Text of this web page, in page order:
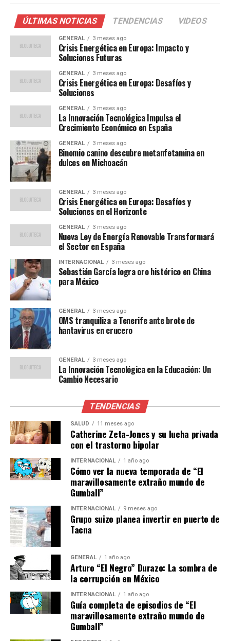
llevando a una reducción significativa en las entregas de
gas. Este problema se ha visto agravado por una serie de
inviernos más fríos de lo habitual, que han
incrementado la demanda de calefacción.
limpias ha encontrado obstáculos inesperados. La
energía eólica y solar, aunque prometedoras, no han
podido compensar completamente la caída en la
producción de energía nuclear y de carbón, que han sido
reducidas por razones ambientales y de seguridad.
Opiniones de Expertos y
Soluciones Propuestas
Expertos en energía han sugerido una serie de medidas
para abordar la crisis. Según el analista energético, Dr.
energía y mejorar la infraestructura de almacenamiento
para ser más resiliente ante fluctuaciones del mercado”.
“La inversión en tecnología
de almacenamiento de
energía y la mejora de las
interconexiones entre
países son esenciales para
asegurar un suministro
estable y asequible,”
añadió Müller.
Algunos países han comenzado a implementar medidas
de emergencia, como subsidios para los consumidores
más afectados y la reapertura temporal de plantas de
carbón. Sin embargo, estas soluciones a corto plazo han
sido criticadas por su impacto ambiental.
Implicaciones y Perspectivas
Futuras
La crisis energética ha puesto de manifiesto la necesidad
de una estrategia energética cohesiva a nivel europeo. La
Comisión Europea ha anunciado planes para acelerar la
transición hacia energías renovables, con el objetivo de
reducir la dependencia de combustibles fósiles y mejorar
la eficiencia energética.
El impacto económico de la crisis también es
ÚLTIMAS NOTICIAS TENDENCIAS VIDEOS
GENERAL 3 meses ago
Crisis Energética en Europa: Impacto y
Soluciones Futuras
GENERAL 3 meses ago
Crisis Energética en Europa: Desafíos y
Soluciones
GENERAL 3 meses ago
La Innovación Tecnológica Impulsa el
Crecimiento Económico en España
GENERAL 3 meses ago
Binomio canino descubre metanfetamina en
dulces en Michoacán
GENERAL 3 meses ago
Crisis Energética en Europa: Desafíos y
Soluciones en el Horizonte
GENERAL 3 meses ago
Nueva Ley de Energía Renovable Transformará
el Sector en España
INTERNACIONAL 3 meses ago
Sebastián García logra oro histórico en China
para México
GENERAL 3 meses ago
OMS tranquiliza a Tenerife ante brote de
hantavirus en crucero
GENERAL 3 meses ago
La Innovación Tecnológica en la Educación: Un
Cambio Necesario
TENDENCIAS
SALUD 11 meses ago
Catherine Zeta-Jones y su lucha privada
con el trastorno bipolar
INTERNACIONAL 1 año ago
Cómo ver la nueva temporada de “El
maravillosamente extraño mundo de
Gumball”
INTERNACIONAL 9 meses ago
Grupo suizo planea invertir en puerto de
Tacna
GENERAL 1 año ago
Arturo “El Negro” Durazo: La sombra de
la corrupción en México
INTERNACIONAL 1 año ago
Guía completa de episodios de “El
maravillosamente extraño mundo de
Gumball”